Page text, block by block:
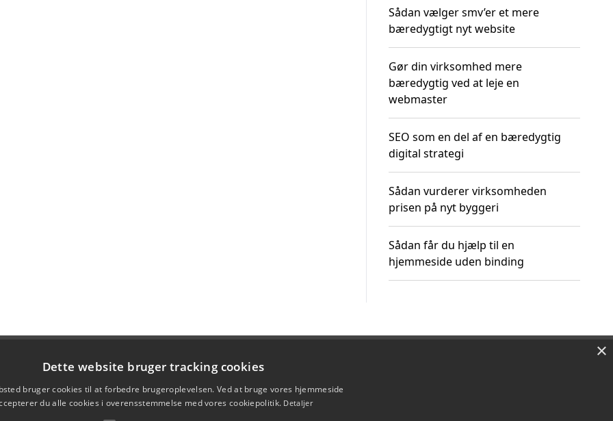
Sådan vælger smv’er et mere
bæredygtigt nyt website
Gør din virksomhed mere
bæredygtig ved at leje en
webmaster
SEO som en del af en bæredygtig
digital strategi
Sådan vurderer virksomheden
prisen på nyt byggeri
Sådan får du hjælp til en
hjemmeside uden binding
×
Dette website bruger tracking cookies
bruger cookies til at forbedre brugeroplevelsen. Ved at bruge vores hjemmeside
du alle cookies i overensstemmelse med vores cookiepolitik. Detaljer